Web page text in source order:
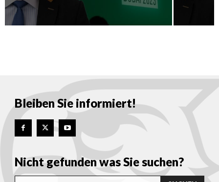
Bleiben Sie informiert!
Nicht gefunden was Sie suchen?